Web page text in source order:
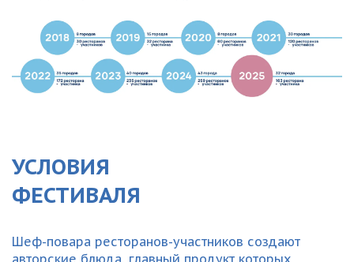
УСЛОВИЯ
ФЕСТИВАЛЯ
Шеф-повара ресторанов-участников создают
авторские блюда, главный продукт которых